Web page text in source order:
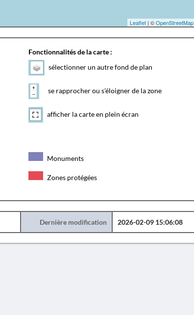
Leaflet| ©OpenStreetMap
Fonctionnalités de la carte :
sélectionner un autre fond de plan
se rapprocher ou s'éloigner de la zone
afficher la carte en plein écran
Monuments
Zones protégées
Dernière modification 2026-02-09 15:06:08